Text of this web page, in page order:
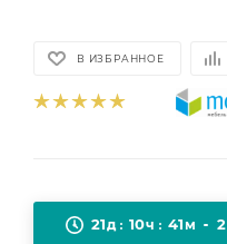
В ИЗБРАННОЕ
21д 10ч 41м 2